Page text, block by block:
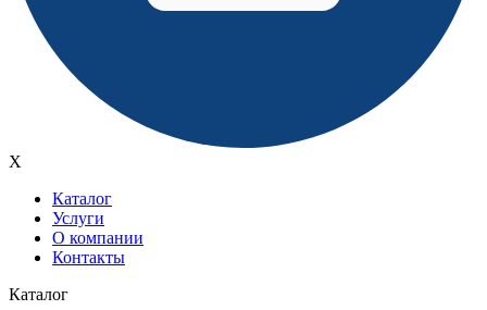
X
Каталог
Услуги
О компании
Контакты
Каталог